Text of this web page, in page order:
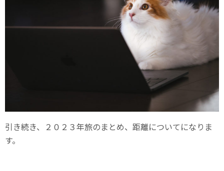
引き続き、２０２３年旅のまとめ、距離についてになりま
す。